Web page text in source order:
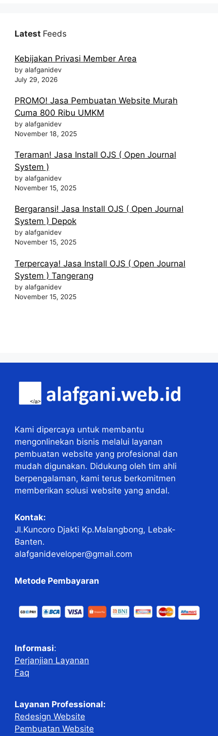
Latest Feeds
Kebijakan Privasi Member Area
by alafganidev
July 29, 2026
PROMO! Jasa Pembuatan Website Murah
Cuma 800 Ribu UMKM
by alafganidev
November 18, 2025
Teraman! Jasa Install OJS ( Open Journal
System )
by alafganidev
November 15, 2025
Bergaransi! Jasa Install OJS ( Open Journal
System ) Depok
by alafganidev
November 15, 2025
Terpercaya! Jasa Install OJS ( Open Journal
System ) Tangerang
by alafganidev
November 15, 2025
Kami dipercaya untuk membantu
mengonlinekan bisnis melalui layanan
pembuatan website yang profesional dan
mudah digunakan. Didukung oleh tim ahli
berpengalaman, kami terus berkomitmen
memberikan solusi website yang andal.
Kontak:
Jl.Kuncoro Djakti Kp.Malangbong, Lebak-
Banten.
alafganideveloper@gmail.com
Metode Pembayaran
Informasi:
Perjanjian Layanan
Faq
Layanan Professional:
Redesign Website
Pembuatan Website